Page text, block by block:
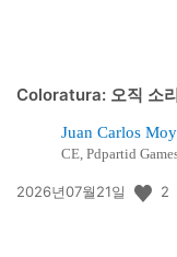
Coloratura: 오직 소
Juan Carlos
CE, Pdpartid
공
2026년07월21일 2